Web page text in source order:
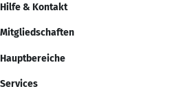
Hilfe & Kontakt
Mitgliedschaften
Hauptbereiche
Services